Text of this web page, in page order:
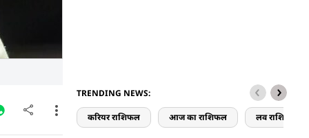
TRENDING NEWS:
करियर राशिफल आज का राशिफल लव राशिफल